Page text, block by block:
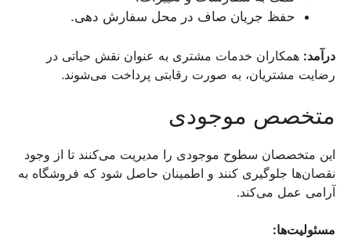
حفظ جریان صاف در محل سفارش دهی.
درآمد: همکاران خدمات مشتری به عنوان نقش حیاتی در
رضایت مشتریان، به صورت رقابتی پرداخت می‌شوند.
متخصص موجودی
این متخصصان سطوح موجودی را مدیریت می‌کنند تا از وجود
نقصان‌ها جلوگیری کنند و اطمینان حاصل شود که فروشگاه به
آرامی عمل می‌کند.
مسئولیت‌ها: